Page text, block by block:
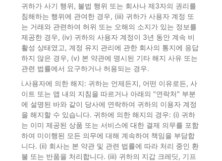
귀하가 사기 행위, 불법 행위 또는 회사나 제3자의 권리를
침해하는 행위에 관여한 경우, (iii) 귀하가 사용자 계정 또
는 거래와 관련하여 허위 또는 오해의 소지가 있는 정보를
제공한 경우, (iv) 귀하의 사용자 계정이 3년 동안 계속 비
활성 상태였고, 계정 유지 관리에 관한 회사의 통지에 응답
하지 않은 경우, (v) 본 약관에 명시된 기타 해지 사유 또는
관련 법률에서 요구하거나 허용되는 경우.
i.사용자에 의한 해지: 귀하는 언제든지, 어떤 이유로든, 사
이트 또는 앱 내의 지침을 따르거나 아래의 "연락처" 부분
에 설명된 바와 같이 당사에 연락하여 귀하의 이용자 계정
을 해지할 수 있습니다. 귀하에 의한 해지의 경우: (i) 귀하
는 이미 제공된 상품 또는 서비스에 대한 결제 의무를 포함
하여 미이행된 모든 의무에 대해 계속하여 책임을 부담합
니다. (ii) 회사는 본 약관 및 관련 법률에 따라 처리 중인 환
불 또는 반품을 처리합니다. (iii) 귀하의 지갑 크레딧, 기프